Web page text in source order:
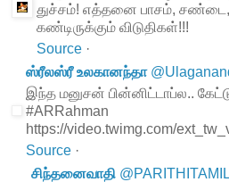
துச்சம்! எத்தனை பாசம், சண்டை,
கண்டிருக்கும் விடுதிகள்!!!
Source ·
ஸ்ரீலஸ்ரீ உலகானந்தா @
இந்த மனுசன் பின்னிட்டாப்ல..
#ARRahman
https://video.twimg.com/
Source ·
சிந்தனைவாதி @PARITHITAMIL